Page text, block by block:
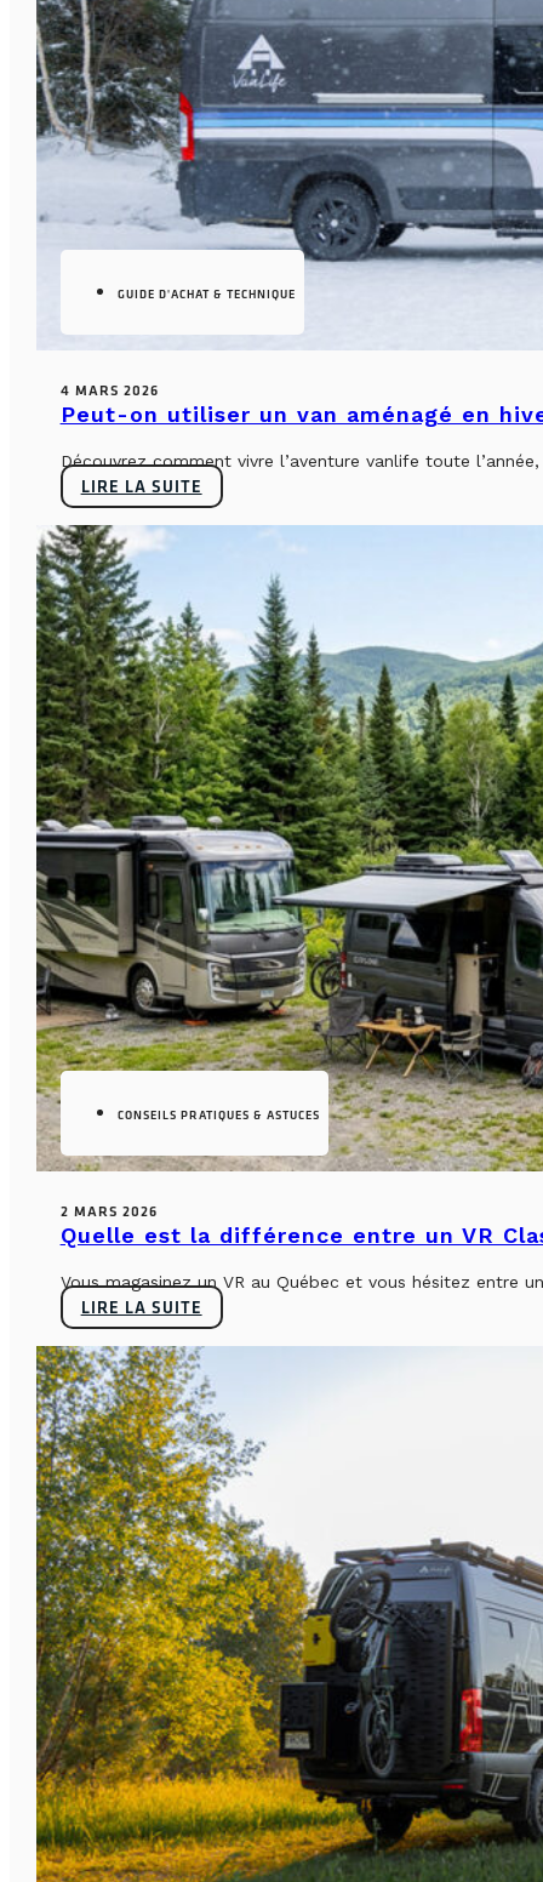
GUIDE D'ACHAT & TECHNIQUE
4 MARS 2026
Peut-on utiliser un van aménagé en
Découvrez comment vivre l’aventure vanlife toute
LIRE LA SUITE
CONSEILS PRATIQUES & ASTUCES
2 MARS 2026
Quelle est la différence entre un VR
Vous magasinez un VR au Québec et vous hésitez entre
LIRE LA SUITE